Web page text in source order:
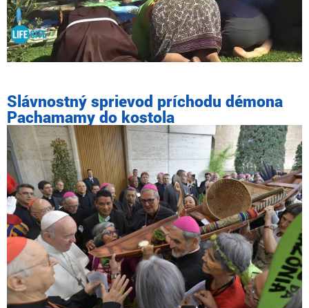
Slávnostný sprievod príchodu démona
Pachamamy do kostola